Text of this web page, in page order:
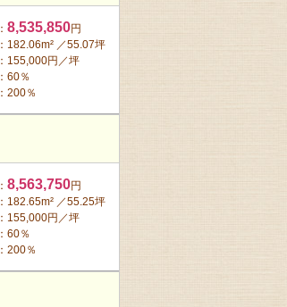
： 8,535,850円
：182.06m² ／55.07坪
：155,000円／坪
：60％
：200％
： 8,563,750円
：182.65m² ／55.25坪
：155,000円／坪
：60％
：200％